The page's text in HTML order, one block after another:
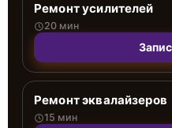
Ремонт усилителей
20 мин
Ремонт эквалайзеров
15 мин